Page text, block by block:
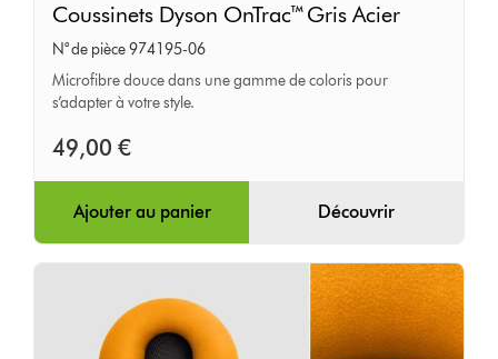
Dyson
OnTrac™
Gris
Acier
Coussinets Dyson OnTrac™ Gris Acier
N° de pièce 974195-06
Microfibre douce dans une gamme de coloris pour
s’adapter à votre style.
49,00 €
Ajouter au panier Découvrir